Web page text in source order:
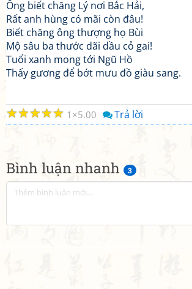
Bình luận nhanh 3
Ông biết chăng Lý nơi Bắc Hải,
Rất anh hùng có mãi còn đâu!
Biết chăng ông thượng họ Bùi
Mộ sâu ba thước dãi dầu cỏ gai!
Tuổi xanh mong tới Ngũ Hồ
Thấy gương để bớt mưu đồ giàu sang.
☆
☆
☆
☆
☆ 1 5.00 Trả lời